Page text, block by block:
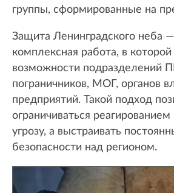
группы, сформированные на
Защита Ленинградского неба
комплексная работа, в
возможности подразделений
пограничников, МОГ, органов
предприятий. Такой подход
ограничиваться
угрозу, а выстраивать
безопасности над регионом.